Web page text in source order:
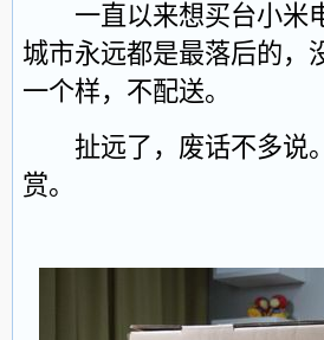
一直以来想买台小米电
城市永远都是最落后的，
一个样，不配送。
扯远了，废话不多说。
赏。